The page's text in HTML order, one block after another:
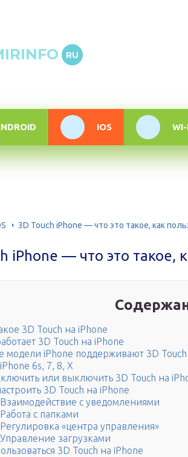
RU
IOS
3D Touch iPhone — что это такое, как
iPhone — что это такое,
3D Touch на iPhone
3D Touch на iPhone
модели iPhone поддерживают 3D Touch
iPhone 6s, 7, 8, X
или выключить 3D Touch на
3D Touch на iPhone
Взаимодействие с уведомлениями
Работа с папками
Регулировка «центра управления»
Управление загрузками
3D Touch на iPhone